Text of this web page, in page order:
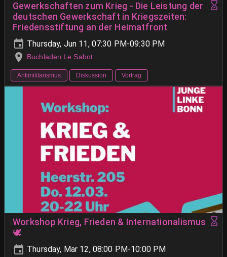
Gewerkschaften zum Krieg - Die Leistung der
deutschen Gewerkschaft in Kriegszeiten:
Friedensstiftung an der Heimatfront
Thursday, Jun 11, 07:30 PM-09:30 PM
Buchladen Le Sabot
Antimilitarismus Diskussion Vortrag
Workshop Krieg, Frieden & Internationalismus
🕊️
Thursday, Mar 12, 08:00 PM-10:00 PM